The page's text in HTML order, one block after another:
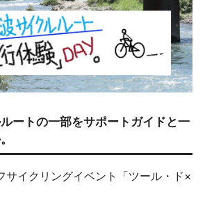
ートの一部をサポートガイドと一
サイクリングイベント
「ツール・ド×